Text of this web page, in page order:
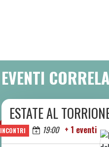
EVENTI
INCONTRI
DA SAB 06/06 A SAB 08/08 2026
ESTATE AL
Oggi 19:00 + 1 eventi